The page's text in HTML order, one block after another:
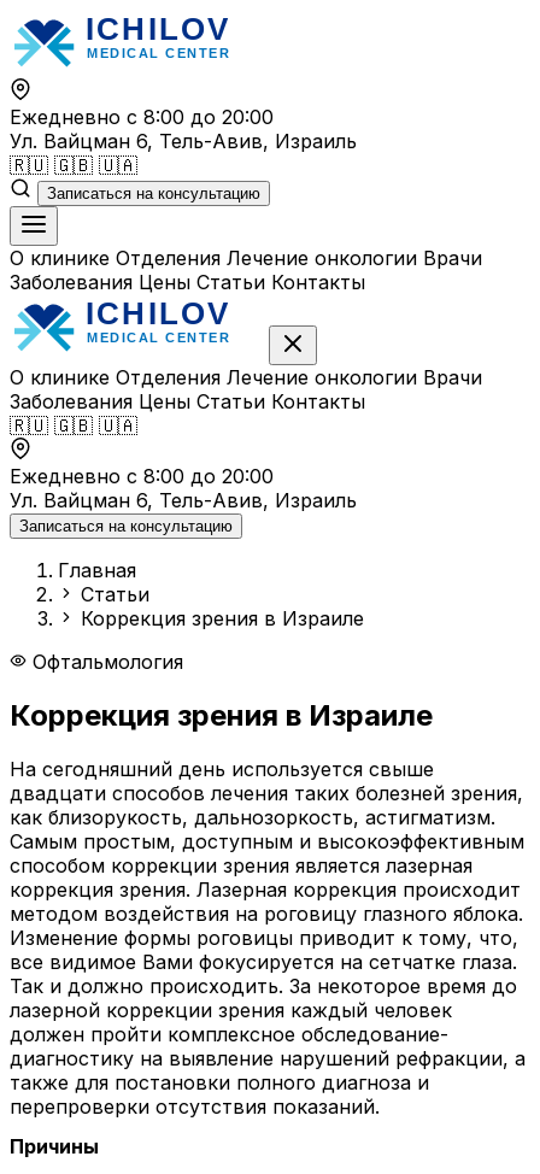
Перейти
к
содержимому
Ежедневно с 8:00 до 20:00
Ул. Вайцман 6, Тель-Авив, Израиль
🇷🇺 🇬🇧 🇺🇦
Записаться на консультацию
О клинике Отделения Лечение онкологии Врачи
Заболевания Цены Статьи Контакты
О клинике Отделения Лечение онкологии Врачи
Заболевания Цены Статьи Контакты
🇷🇺 🇬🇧 🇺🇦
Ежедневно с 8:00 до 20:00
Ул. Вайцман 6, Тель-Авив, Израиль
Записаться на консультацию
Главная
Статьи
Коррекция зрения в Израиле
Офтальмология
Коррекция зрения в Израиле
На сегодняшний день используется свыше
двадцати способов лечения таких болезней зрения,
как близорукость, дальнозоркость, астигматизм.
Самым простым, доступным и высокоэффективным
способом коррекции зрения является лазерная
коррекция зрения. Лазерная коррекция происходит
методом воздействия на роговицу глазного яблока.
Изменение формы роговицы приводит к тому, что,
все видимое Вами фокусируется на сетчатке глаза.
Так и должно происходить. За некоторое время до
лазерной коррекции зрения каждый человек
должен пройти комплексное обследование-
диагностику на выявление нарушений рефракции, а
также для постановки полного диагноза и
перепроверки отсутствия показаний.
Причины